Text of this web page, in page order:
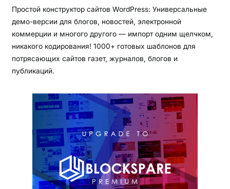
Простой конструктор сайтов WordPress: Универсальные
демо-версии для блогов, новостей, электронной
коммерции и многого другого — импорт одним щелчком,
никакого кодирования! 1000+ готовых шаблонов для
потрясающих сайтов газет, журналов, блогов и
публикаций.